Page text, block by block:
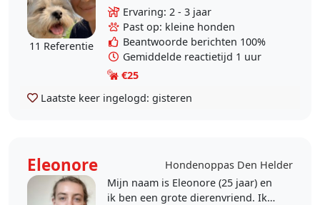
11 Referentie
ik woon in een eengezinswoning
samen met mij hondje Simba van
11 een..
Ervaring: 2 - 3 jaar
Past op: kleine honden
Beantwoorde berichten 100%
Gemiddelde reactietijd 1 uur
€25
Laatste keer ingelogd: gisteren
Eleonore Hondenoppas Den Helder
Mijn naam is Eleonore (25 jaar) en
ik ben een grote dierenvriend. Ik